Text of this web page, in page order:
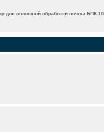
для сплошной обработки почвы БПК-10